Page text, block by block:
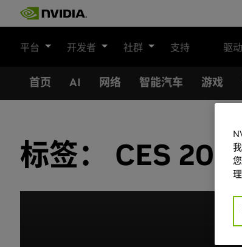
平台 开发者 社群 支持 驱
首页 AI 网络 智能汽车 游戏
标签： CES